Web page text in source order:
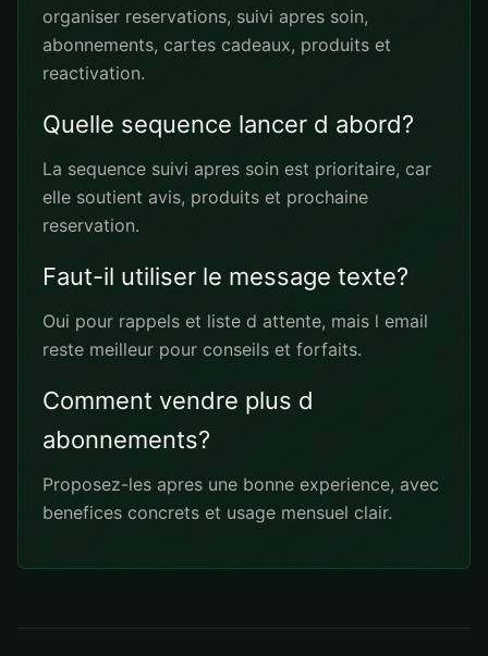
organiser reservations, suivi apres soin,
abonnements, cartes cadeaux, produits et
reactivation.
Quelle sequence lancer d abord?
La sequence suivi apres soin est prioritaire, car
elle soutient avis, produits et prochaine
reservation.
Faut-il utiliser le message texte?
Oui pour rappels et liste d attente, mais l email
reste meilleur pour conseils et forfaits.
Comment vendre plus d
abonnements?
Proposez-les apres une bonne experience, avec
benefices concrets et usage mensuel clair.